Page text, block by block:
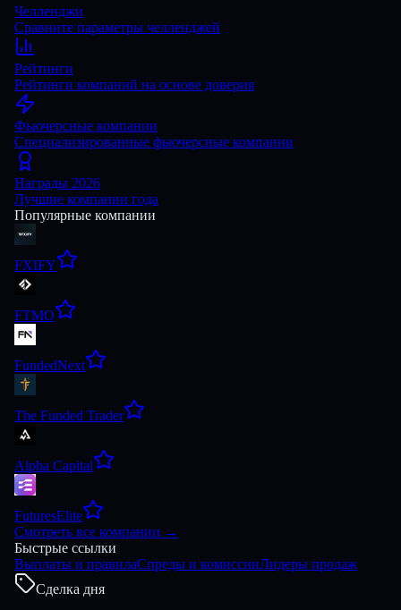
Челленджи
Сравните параметры челленджей
Рейтинги
Рейтинги компаний на основе доверия
Фьючерсные компании
Специализированные фьючерсные компании
Награды 2026
Лучшие компании года
Популярные компании
FXIFY
FTMO
FundedNext
The Funded Trader
Alpha Capital
FuturesElite
Смотреть все компании →
Быстрые ссылки
Выплаты и правилаСпреды и комиссииЛидеры продаж
Сделка дня